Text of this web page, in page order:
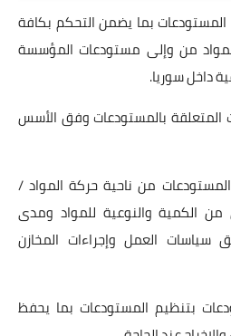
بما يضمن التحكم بكافة
من وإلى مستودعات المؤسسة
داخل سوريا.
المتعلقة بالمستودعات وفق الأسس
من ناحية حركة المواد /
الكمية والنوعية للمواد ومدى
العمل وإجراءات المخازن
بتنظيم المستودعات بما يحفظ